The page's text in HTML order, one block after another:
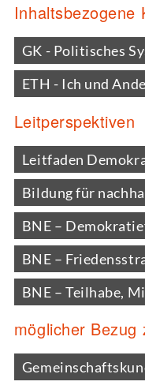
Inhaltsbezogene
GK - Politisches
ETH - Ich und
Leitperspektiven
Leitfaden
Bildung für
BNE –
BNE –
BNE – Teilhabe,
möglicher Bezug